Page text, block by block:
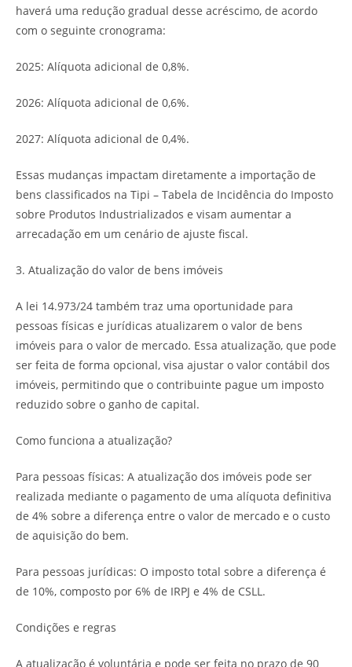
haverá uma redução gradual desse acréscimo, de acordo
com o seguinte cronograma:
2025: Alíquota adicional de 0,8%.
2026: Alíquota adicional de 0,6%.
2027: Alíquota adicional de 0,4%.
Essas mudanças impactam diretamente a importação de
bens classificados na Tipi – Tabela de Incidência do Imposto
sobre Produtos Industrializados e visam aumentar a
arrecadação em um cenário de ajuste fiscal.
3. Atualização do valor de bens imóveis
A lei 14.973/24 também traz uma oportunidade para
pessoas físicas e jurídicas atualizarem o valor de bens
imóveis para o valor de mercado. Essa atualização, que pode
ser feita de forma opcional, visa ajustar o valor contábil dos
imóveis, permitindo que o contribuinte pague um imposto
reduzido sobre o ganho de capital.
Como funciona a atualização?
Para pessoas físicas: A atualização dos imóveis pode ser
realizada mediante o pagamento de uma alíquota definitiva
de 4% sobre a diferença entre o valor de mercado e o custo
de aquisição do bem.
Para pessoas jurídicas: O imposto total sobre a diferença é
de 10%, composto por 6% de IRPJ e 4% de CSLL.
Condições e regras
A atualização é voluntária e pode ser feita no prazo de 90